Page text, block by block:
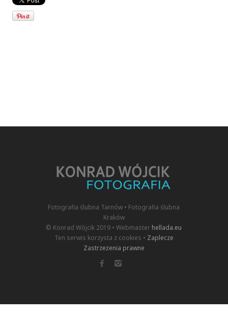
Fotografia ślubna Tarnów • Fotografia ślubna
Kraków
© Konrad Wójcik 2019 • Webmaster hellada.eu
Ten serwis korzysta z cookies • Zaplecze
Zastrzeżenia prawne